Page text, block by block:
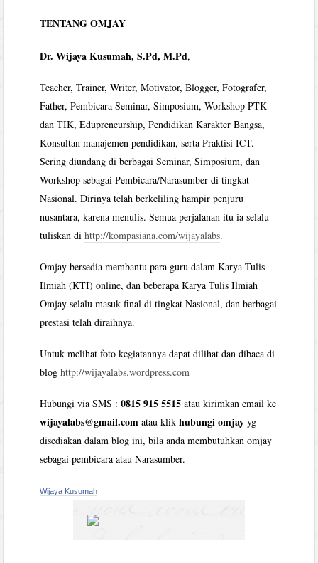
TENTANG OMJAY
Dr. Wijaya Kusumah, S.Pd, M.Pd,
Teacher, Trainer, Writer, Motivator, Blogger, Fotografer,
Father, Pembicara Seminar, Simposium, Workshop PTK
dan TIK, Edupreneurship, Pendidikan Karakter Bangsa,
Konsultan manajemen pendidikan, serta Praktisi ICT.
Sering diundang di berbagai Seminar, Simposium, dan
Workshop sebagai Pembicara/Narasumber di tingkat
Nasional. Dirinya telah berkeliling hampir penjuru
nusantara, karena menulis. Semua perjalanan itu ia selalu
tuliskan dihttp://kompasiana.com/wijayalabs.
Omjay bersedia membantu para guru dalam Karya Tulis
Ilmiah (KTI) online, dan beberapa Karya Tulis Ilmiah
Omjay selalu masuk final di tingkat Nasional, dan berbagai
prestasi telah diraihnya.
Untuk melihat foto kegiatannya dapat dilihat dan dibaca di
bloghttp://wijayalabs.wordpress.com
Hubungi via SMS :0815 915 5515 atau kirimkan email ke
wijayalabs@gmail.com atau klikhubungi omjay yg
disediakan dalam blog ini, bila anda membutuhkan omjay
sebagai pembicara atau Narasumber.
Wijaya Kusumah